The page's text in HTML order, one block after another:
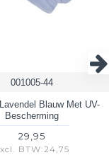
retour instuurt via
een verzendbewijs
001005-44
Blauw Met UV-
Bescherming
29,95
BTW:24,75